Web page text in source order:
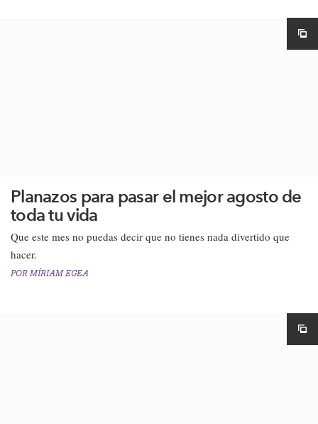
Planazos para pasar el mejor agosto de
toda tu vida
​Que este mes no puedas decir que no tienes nada divertido que
hacer.
POR MÍRIAM EGEA